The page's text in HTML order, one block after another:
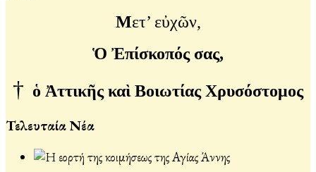
Μετ’ εὐχῶν,
Ὁ Ἐπίσκοπός σας,
† ὁ Ἀττικῆς καὶ Βοιωτίας Χρυσόστομος
Τελευταία Νέα